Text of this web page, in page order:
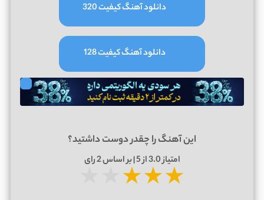
دانلود آهنگ کیفیت 320
دانلود آهنگ کیفیت 128
این آهنگ را چقدر دوست داشتید؟
امتیاز3.0از 5 | بر اساس 2رای
★★★